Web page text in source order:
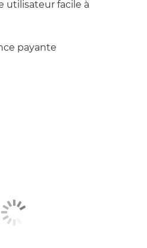
utilisateur facile à
payante